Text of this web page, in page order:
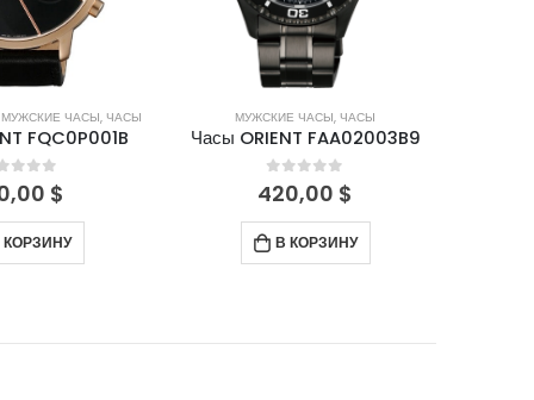
ЧАСЫ,ЧАСЫ
FAA02003B9
of 5
$
МУЖСКИЕ ЧАСЫ, ЧАСЫ
Часы ORIENT FAA02007B9
0out of 5
350,00 $
В КОРЗИНУ